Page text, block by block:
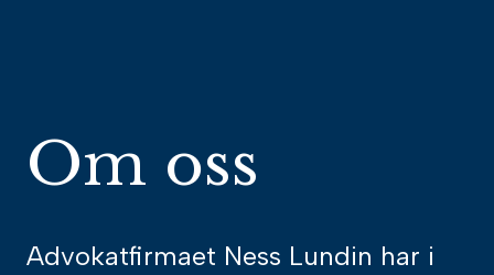
Om oss
Advokatfirmaet Ness Lundin har i